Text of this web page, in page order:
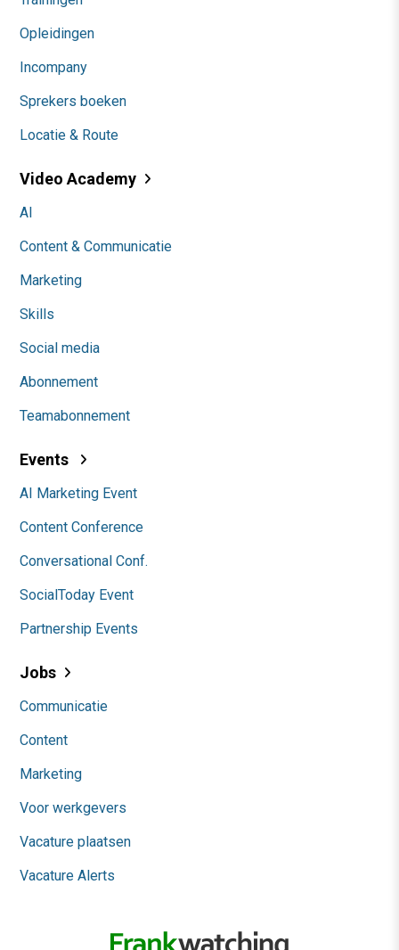
Opleidingen
Incompany
Sprekers boeken
Locatie & Route
Video Academy
AI
Content & Communicatie
Marketing
Skills
Social media
Abonnement
Teamabonnement
Events
AI Marketing Event
Content Conference
Conversational Conf.
SocialToday Event
Partnership Events
Jobs
Communicatie
Content
Marketing
Voor werkgevers
Vacature plaatsen
Vacature Alerts